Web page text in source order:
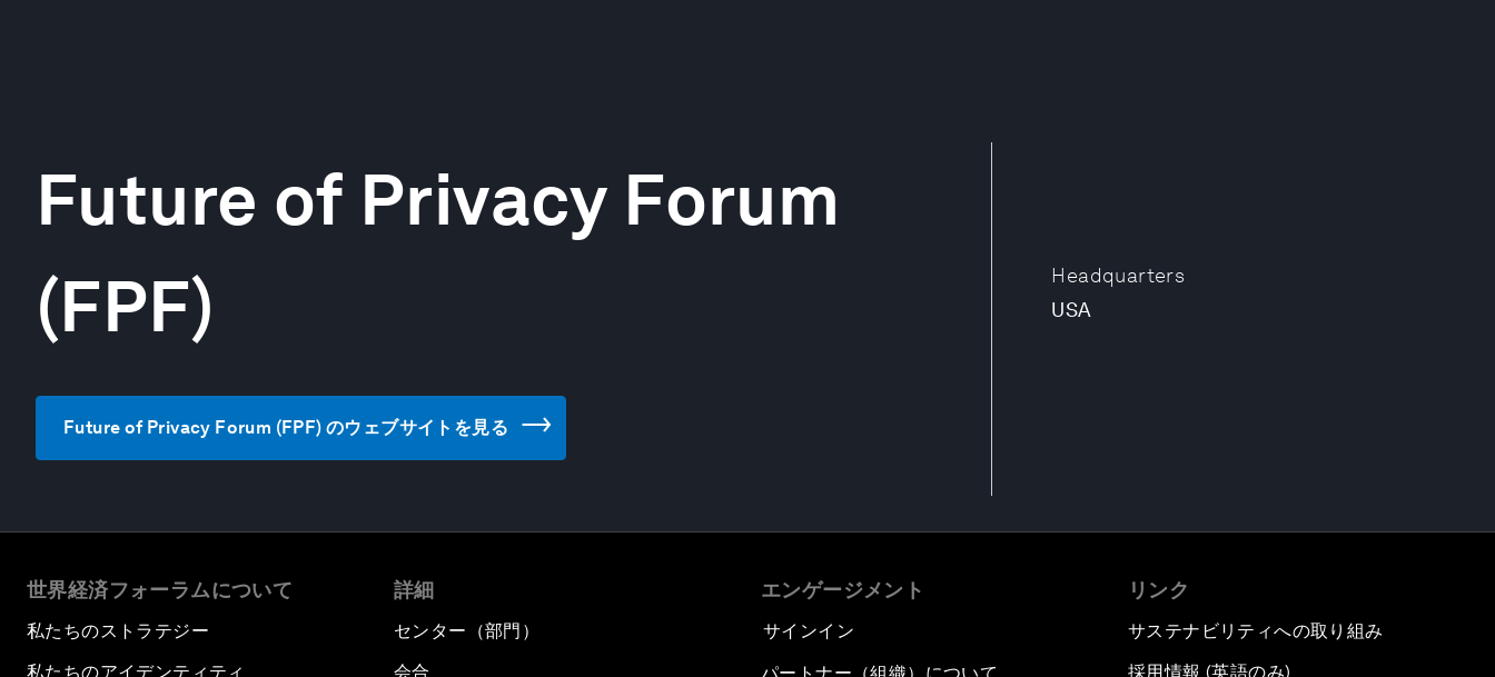
Headquarters
USA
Future of Privacy Forum
(FPF)
Future of Privacy Forum (FPF) のウェブサイトを見る
世界経済フォーラムについて
私たちのストラテジー
私たちのアイデンティティ
詳細
センター（部門）
会合
エンゲージメント
サインイン
リンク
サステナビリティへの取り組み
採用情報 (英語のみ)